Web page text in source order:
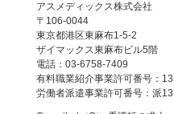
アスメディックス株式会社
〒106-0044
東京都港区東麻布1-5-2
ザイマックス東麻布ビル5階
電話：03-6758-7409
有料職業紹介事業許可番号：
労働者派遣事業許可番号：派